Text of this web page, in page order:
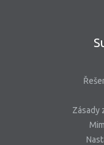
Zásady